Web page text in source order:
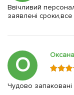
Ввічливий
заявлені
О
Чудово запаковані